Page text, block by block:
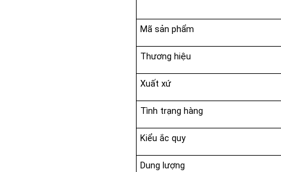
Mã sản phẩm
Thương hiệu
Xuất xứ
Tình trạng hàng
Kiểu ắc quy
Dung lượng